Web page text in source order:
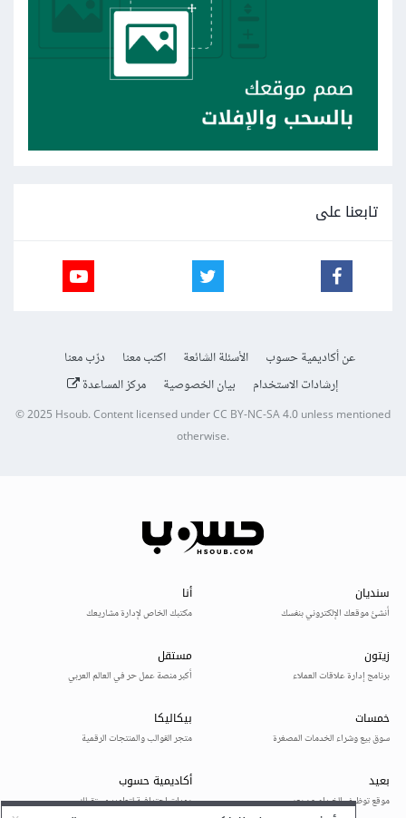
تابعنا على
عن أكاديمية حسوب الأسئلة الشائعة اكتب معنا
درّب معنا
إرشادات الاستخدام
بيان الخصوصية مركز المساعدة
© 2025Hsoub.Content licensed underCC BY-NC-SA 4.0unless mentioned
otherwise.